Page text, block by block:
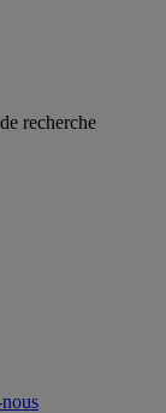
recherche